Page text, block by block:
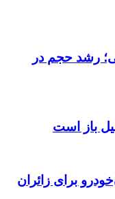
رشد حجم در
باز است
برای زائران